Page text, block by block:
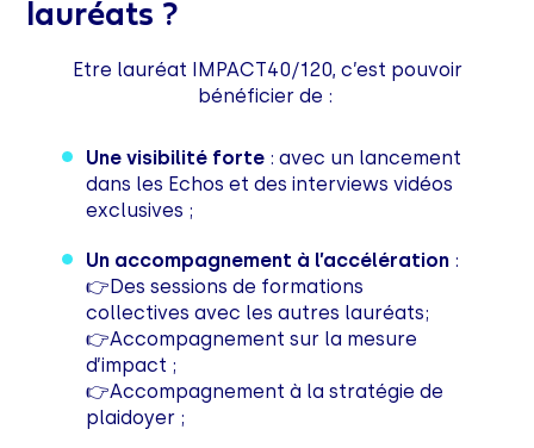
lauréats ?
Etre lauréat IMPACT40/120, c’est pouvoir
bénéficier de :
Une visibilité forte : avec un lancement
dans les Echos et des interviews vidéos
exclusives ;
Un accompagnement à l’accélération :
👉Des sessions de formations
collectives avec les autres lauréats;
👉Accompagnement sur la mesure
d’impact ;
👉Accompagnement à la stratégie de
plaidoyer ;